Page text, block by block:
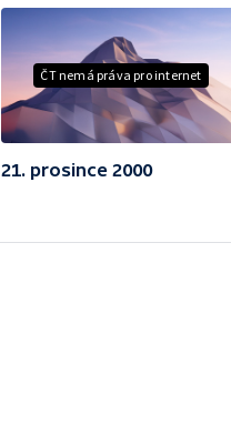
ČT nemá práva pro internet
21. prosince 2000